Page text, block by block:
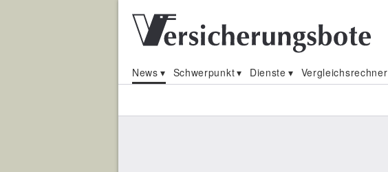
News Schwerpunkt Dienste Vergleichsrechner